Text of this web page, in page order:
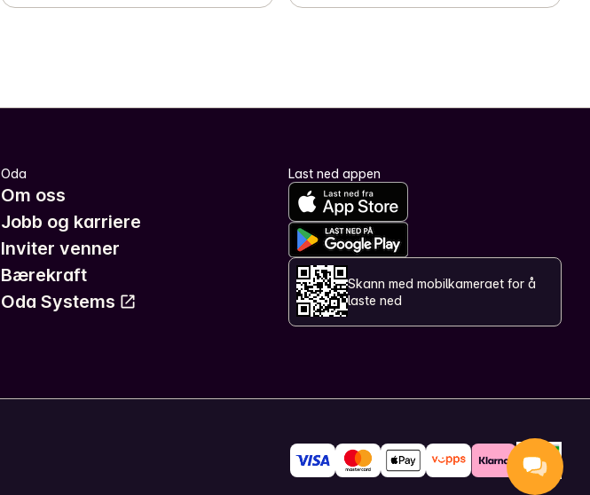
Oda
Om oss
Jobb og karriere
Inviter venner
Bærekraft
Oda Systems
Last ned appen
Skann med mobilkameraet for å
laste ned